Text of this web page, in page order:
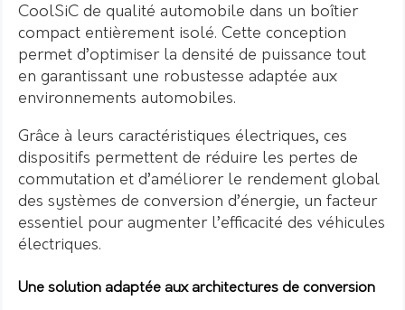
CoolSiC de qualité automobile dans un boîtier
compact entièrement isolé. Cette conception
permet d’optimiser la densité de puissance tout
en garantissant une robustesse adaptée aux
environnements automobiles.
Grâce à leurs caractéristiques électriques, ces
dispositifs permettent de réduire les pertes de
commutation et d’améliorer le rendement global
des systèmes de conversion d’énergie, un facteur
essentiel pour augmenter l’efficacité des véhicules
électriques.
Une solution adaptée aux architectures de conversion